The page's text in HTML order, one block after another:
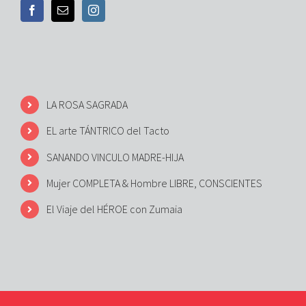
LA ROSA SAGRADA
EL arte TÁNTRICO del Tacto
SANANDO VINCULO MADRE-HIJA
Mujer COMPLETA & Hombre LIBRE, CONSCIENTES
El Viaje del HÉROE con Zumaia